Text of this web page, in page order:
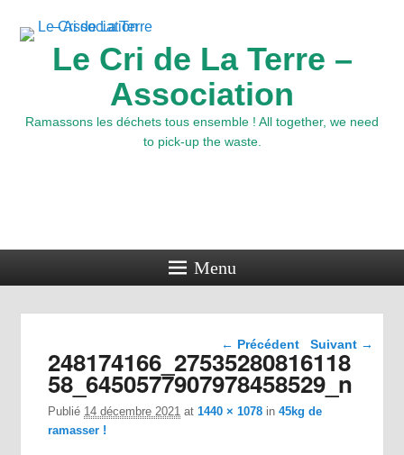
Le Cri de La Terre –
Association
Ramassons les déchets tous ensemble ! All together, we need
to pick-up the waste.
Menu
Navigation dans les
images
← Précédent Suivant →
248174166_27535280816118
58_6450577907978458529_n
Publié 14 décembre 2021 at1440 × 1078 in45kg de
ramasser !